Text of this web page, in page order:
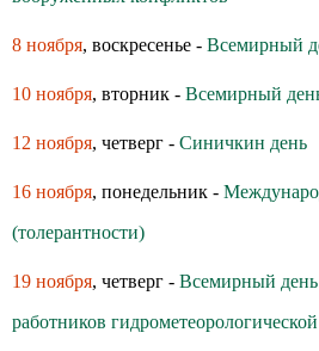
8 ноября, воскресенье - Всемирный
10 ноября, вторник - Всемирный
12 ноября, четверг - Синичкин день
16 ноября, понедельник -
(толерантности)
19 ноября, четверг - Всемирный день
работников